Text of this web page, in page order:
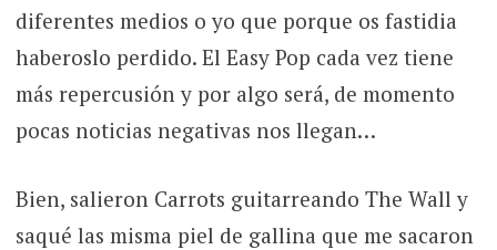
diferentes medios o yo que porque os fastidia
haberoslo perdido. El Easy Pop cada vez tiene
más repercusión y por algo será, de momento
pocas noticias negativas nos llegan…
Bien, salieron Carrots guitarreando The Wall y
saqué las misma piel de gallina que me sacaron